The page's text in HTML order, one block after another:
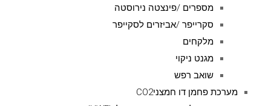
מספרים /פינצטה נירוסטה
סקרייפר /אביזרים לסקייפר
מלקחים
מגנט ניקוי
שואב רפש
מערכת פחמן דו חמצניCO2